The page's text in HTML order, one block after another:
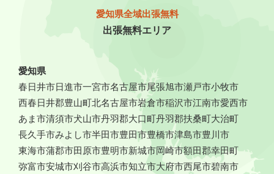
愛知県全域出張無料
出張無料エリア
愛知県
春日井市日進市一宮市名古屋市尾張旭市瀬戸市小牧市
西春日井郡豊山町北名古屋市岩倉市稲沢市江南市愛西市
あま市清須市犬山市丹羽郡大口町丹羽郡扶桑町大治町
長久手市みよし市半田市豊田市豊橋市津島市豊川市
東海市蒲郡市田原市豊明市新城市岡崎市額田郡幸田町
弥富市安城市刈谷市高浜市知立市大府市西尾市碧南市